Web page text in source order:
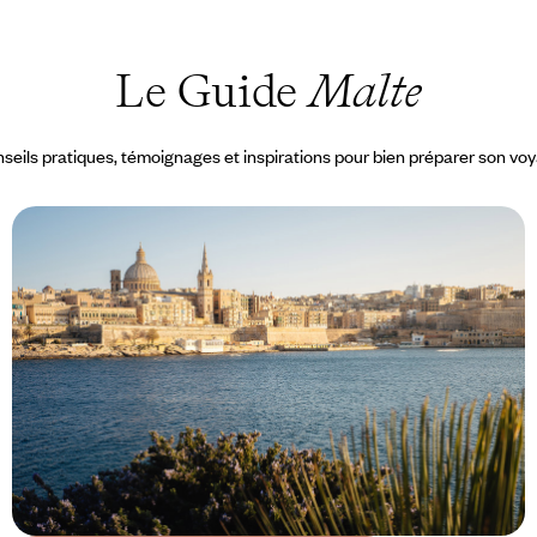
Le GuideMalte
pratiques, témoignages et inspirations pour bien préparer son